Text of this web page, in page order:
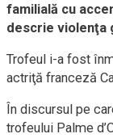
familială cu
descrie violenţa
Trofeul i-a fost
actriţă franceză
În discursul pe
trofeului Palme